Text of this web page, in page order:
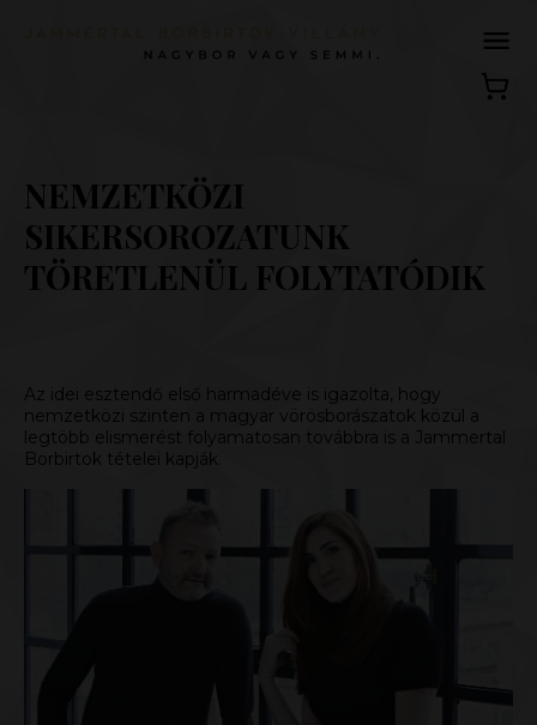
NEMZETKÖZI
SIKERSOROZATUNK
TÖRETLENÜL FOLYTATÓDIK
Az idei esztendő első harmadéve is igazolta, hogy
nemzetközi szinten a magyar vörösborászatok közül a
legtöbb elismerést folyamatosan továbbra is a Jammertal
Borbirtok tételei kapják.